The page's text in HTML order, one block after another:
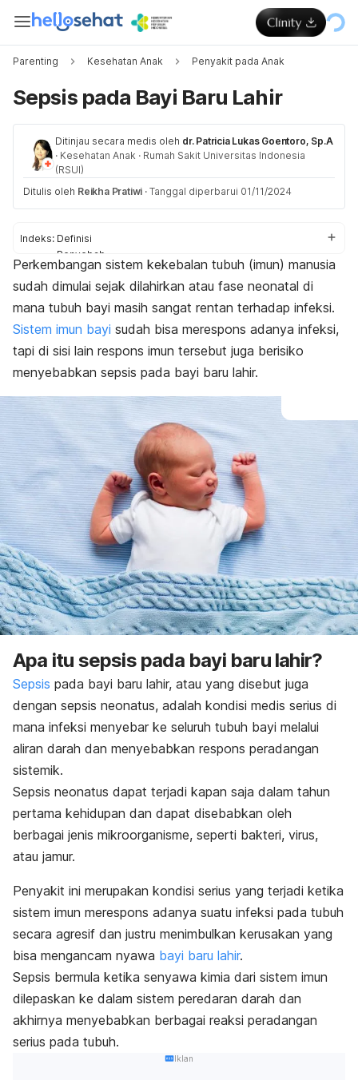
Parenting Kesehatan Anak Penyakit pada Anak
Sepsis pada Bayi Baru Lahir
Ditinjau secara medis oleh dr. Patricia Lukas Goentoro, Sp.A
· Kesehatan Anak · Rumah Sakit Universitas Indonesia
(RSUI)
Ditulis oleh Reikha Pratiwi · Tanggal diperbarui 01/11/2024
Indeks: Definisi
Penyebab
Faktor risiko
Gejala
Diagnosis
Penanganan
Perkembangan sistem kekebalan tubuh (imun) manusia
sudah dimulai sejak dilahirkan atau fase neonatal di
mana tubuh bayi masih sangat rentan terhadap infeksi.
Sistem imun bayi sudah bisa merespons adanya infeksi,
tapi di sisi lain respons imun tersebut juga berisiko
menyebabkan sepsis pada bayi baru lahir.
Apa itu sepsis pada bayi baru lahir?
Sepsis pada bayi baru lahir, atau yang disebut juga
dengan sepsis neonatus, adalah kondisi medis serius di
mana infeksi menyebar ke seluruh tubuh bayi melalui
aliran darah dan menyebabkan respons peradangan
sistemik.
Sepsis neonatus dapat terjadi kapan saja dalam tahun
pertama kehidupan dan dapat disebabkan oleh
berbagai jenis mikroorganisme, seperti bakteri, virus,
atau jamur.
Penyakit ini merupakan kondisi serius yang terjadi ketika
sistem imun merespons adanya suatu infeksi pada tubuh
secara agresif dan justru menimbulkan kerusakan yang
bisa mengancam nyawa bayi baru lahir.
Sepsis bermula ketika senyawa kimia dari sistem imun
dilepaskan ke dalam sistem peredaran darah dan
akhirnya menyebabkan berbagai reaksi peradangan
serius pada tubuh.
Iklan